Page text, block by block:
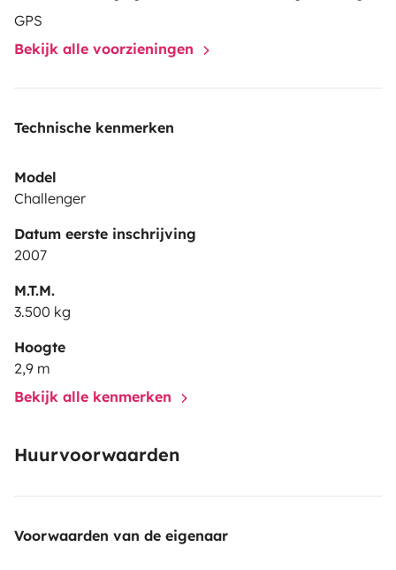
GPS
Bekijk alle voorzieningen
Technische kenmerken
Model
Challenger
Datum eerste inschrijving
2007
M.T.M.
3.500 kg
Hoogte
2,9 m
Bekijk alle kenmerken
Huurvoorwaarden
Voorwaarden van de eigenaar